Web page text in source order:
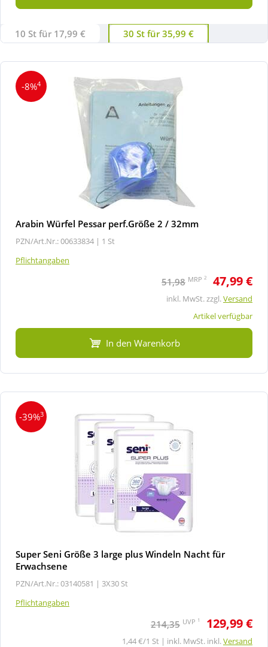
10 St für 17,99 € 30 St für 35,99 €
-8%4
Arabin Würfel Pessar perf.Größe 2 / 32mm
PZN/Art.Nr.: 00633834 | 1 St
Pflichtangaben
51,98 MRP 2 47,99 €
inkl. MwSt. zzgl.Versand
Artikel verfügbar
In den Warenkorb
-39%3
Super Seni Größe 3 large plus Windeln Nacht für
Erwachsene
PZN/Art.Nr.: 03140581 | 3X30 St
Pflichtangaben
214,35 UVP 1 129,99 €
1,44 €/1 St | inkl. MwSt. inkl.Versand